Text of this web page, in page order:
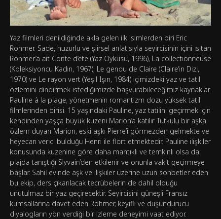
Yaz filmleri denildiğinde akla gelen ilk isimlerden biri Eric
Rohmer. Sade, huzurlu ve şiirsel anlatısıyla seyircisinin içini ısıtan
Rohmer’a ait Conte d’ete (Yaz Öyküsü, 1996), La collectionneuse
(Koleksiyoncu Kadın, 1967), Le genou de Claire (Claire’in Dizi,
1970) ve Le rayon vert (Yeşil Işın, 1984) içimizdeki yaz ve tatil
özlemini dindirmek istediğimizde başvurabileceğimiz kaynaklar.
Pauline à la plage, yönetmenin romantizm dozu yüksek tatil
filmlerinden birisi. 15 yaşındaki Pauline, yaz tatilini geçirmek için
kendinden yaşça büyük kuzeni Marion’a katılır. Tutkulu bir aşka
özlem duyan Marion, eski aşkı Pierre’i görmezden gelmekte ve
heyecan verici bulduğu Henri ile flört etmektedir. Pauline ilişkiler
konusunda kuzenine göre daha mantıklı ve temkinli olsa da
plajda tanıştığı Slyvain’den etkilenir ve onunla vakit geçirmeye
başlar. Sahil evinde aşk ve ilişkiler üzerine uzun sohbetler eden
bu ekip, ders çıkarılacak tecrübelerin de dahil olduğu
unutulmaz bir yaz geçirecektir. Seyircisini güneşli Fransız
kumsallarına davet eden Rohmer, keyifli ve düşündürücü
diyalogların yön verdiği bir izleme deneyimi vaat ediyor.